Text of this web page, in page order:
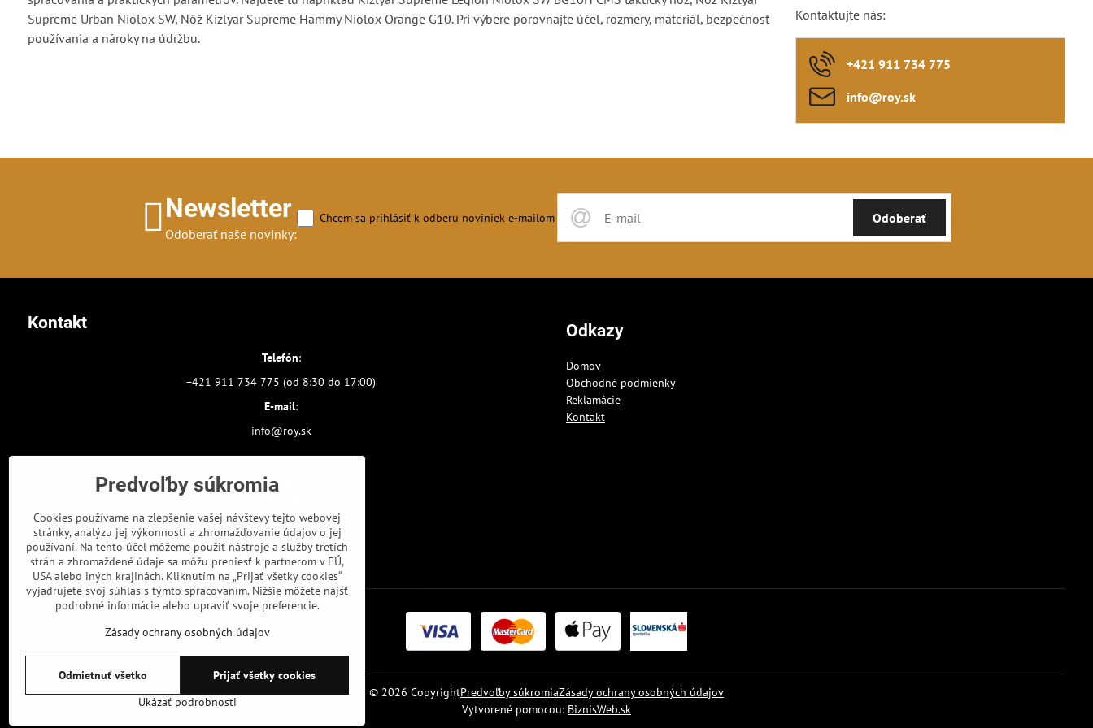
Supreme Urban Niolox SW, Nôž Kizlyar Supreme Hammy Niolox Orange G10. Pri výbere porovnajte účel, rozmery, materiál, bezpečnosť
používania a nároky na údržbu.
Kontaktujte nás:
+421 911 734 775
info​@roy​.sk
Newsletter
Odoberať naše novinky:
Odoberať
Chcem sa prihlásiť k odberu noviniek e-mailom
Kontakt
Telefón:
+421 911 734 775 (od 8:30 do 17:00)
E-mail:
info@roy.sk
Odkazy
Domov
Obchodné podmienky
Reklamácie
Kontakt
© 2026 CopyrightPredvoľby súkromiaZásady ochrany osobných údajov
Vytvorené pomocou: BiznisWeb.sk
Predvoľby súkromia
Cookies používame na zlepšenie vašej návštevy tejto webovej
stránky, analýzu jej výkonnosti a zhromažďovanie údajov o jej
používaní. Na tento účel môžeme použiť nástroje a služby tretích
strán a zhromaždené údaje sa môžu preniesť k partnerom v EÚ,
USA alebo iných krajinách. Kliknutím na „Prijať všetky cookies“
vyjadrujete svoj súhlas s týmto spracovaním. Nižšie môžete nájsť
podrobné informácie alebo upraviť svoje preferencie.
Zásady ochrany osobných údajov
Ukázať podrobnosti
Prijať všetky cookies
Odmietnuť všetko